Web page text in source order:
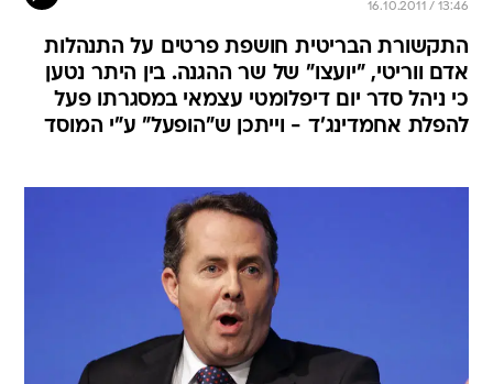
16.10.2011 / 13:46
התקשורת הבריטית חושפת פרטים על התנהלות
אדם ווריטי, "יועצו" של שר ההגנה. בין היתר נטען
כי ניהל סדר יום דיפלומטי עצמאי במסגרתו פעל
להפלת אחמדינג'ד - וייתכן ש"הופעל" ע"י המוסד